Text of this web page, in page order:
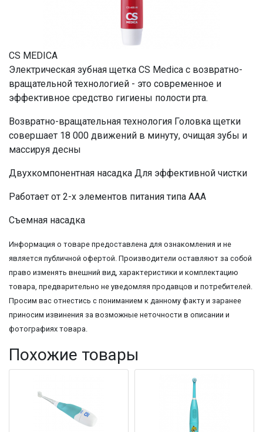
CS MEDICA
Электрическая зубная щетка CS Medica с возвратно-
вращательной технологией - это современное и
эффективное средство гигиены полости рта.
Возвратно-вращательная технология Головка щетки
совершает 18 000 движений в минуту, очищая зубы и
массируя десны
Двухкомпонентная насадка Для эффективной чистки
Работает от 2-х элементов питания типа ААА
Съемная насадка
Информация о товаре предоставлена для ознакомления и не
является публичной офертой. Производители оставляют за собой
право изменять внешний вид, характеристики и комплектацию
товара, предварительно не уведомляя продавцов и потребителей.
Просим вас отнестись с пониманием к данному факту и заранее
приносим извинения за возможные неточности в описании и
фотографиях товара.
Похожие товары